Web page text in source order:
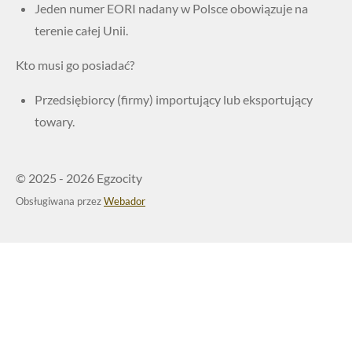
Jeden numer EORI nadany w Polsce obowiązuje na
terenie całej Unii.
Kto musi go posiadać?
Przedsiębiorcy (firmy) importujący lub eksportujący
towary.
© 2025 - 2026 Egzocity
Obsługiwana przezWebador